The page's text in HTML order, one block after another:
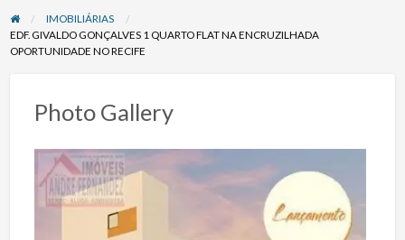
IMOBILIÁRIAS
EDF. GIVALDO GONÇALVES 1 QUARTO FLAT NA ENCRUZILHADA
OPORTUNIDADE NO RECIFE
Photo Gallery